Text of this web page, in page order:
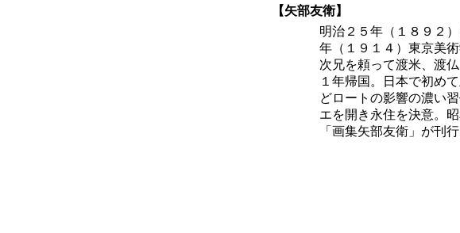
【矢部友衛】
明治２５年（１８９２
年（１９１４）東京美
次兄を頼って渡米、渡
１年帰国。日本で初め
どロートの影響の濃い
エを開き永住を決意。
「画集矢部友衛」が刊行